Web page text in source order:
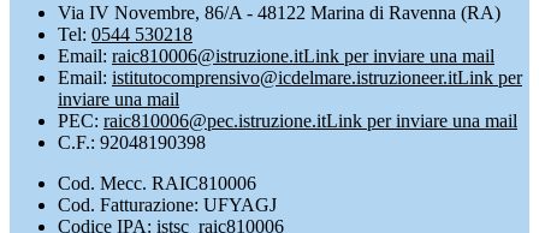
Via IV Novembre, 86/A - 48122 Marina di Ravenna (RA)
Tel: 0544 530218
Email: raic810006@istruzione.itLink per inviare una mail
Email: istitutocomprensivo@icdelmare.istruzioneer.itLink per
inviare una mail
PEC: raic810006@pec.istruzione.itLink per inviare una mail
C.F.: 92048190398
Cod. Mecc. RAIC810006
Cod. Fatturazione: UFYAGJ
Codice IPA: istsc_raic810006